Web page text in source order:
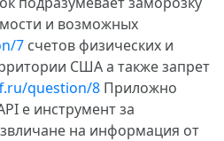
и возможных
7 счетов физических и
США а также запрет
question/8 Приложно
е инструмент за
на информация от